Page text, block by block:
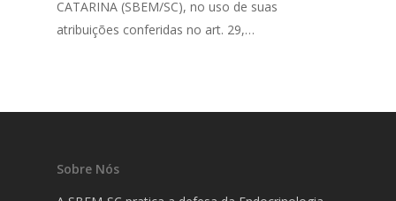
CATARINA (SBEM/SC), no uso de suas
atribuições conferidas no art. 29,…
Sobre Nós